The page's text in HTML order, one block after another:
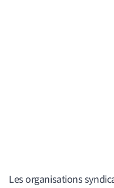
Les organisations